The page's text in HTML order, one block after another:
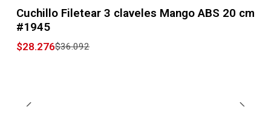
Cuchillo Filetear 3 claveles Mango ABS 20 cm
#1945
$28.276$36.092